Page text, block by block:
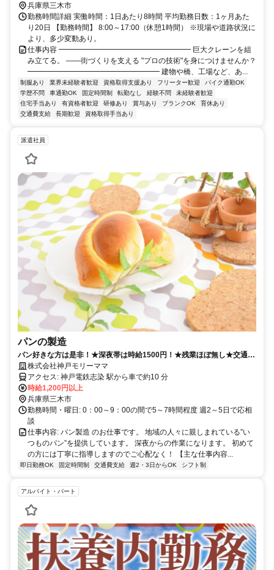
兵庫県三木市
勤務時間詳細 実働時間：1日あたり8時間 平均勤務日数：1ヶ月あた
り20日 【勤務時間】 8:00～17:00（休憩1時間） ※現場や道路状況に
より、多少変動あり。
仕事内容 ━━━━━━━━━━━━━━━━━━ 巨大クレーンを組
み立てる。 ――街づくりを支える "プロの技術"を身につけませんか？
━━━━━━━━━━━━━━━━━━ 建物や橋、工場など、あ...
制服あり 業界未経験者歓迎 資格取得支援あり フリーター歓迎
バイク通勤OK
学歴不問
車通勤OK 固定時間制 転勤なし 経験不問
未経験者歓迎
住宅手当あり
有資格者歓迎 研修あり 賞与あり ブランクOK
育休あり
交通費支給
長期歓迎 資格取得手当あり
派遣社員
パンの製造
パン好きな方は是非！★深夜帯は時給1500円！★残業ほぼ無し★交通費
支給株式会社神戸モリーママ
アクセス: 神戸電鉄志染 駅から車で約10 分
時給1,200円以上
兵庫県三木市
勤務時間・曜日: 0：00～9：00の間で5～7時間程度 週2～5日で応相
談
仕事内容: パン製造 のお仕事です。 地域の人々に親しまれている”い
つものパン”を提供しています。 深夜からの作業になります。 初めて
の方には丁寧に指導しますのでご心配なく！ 【主な仕事内容...
即日勤務OK 固定時間制 交通費支給 週2・3日からOK シフト制
アルバイト・パート